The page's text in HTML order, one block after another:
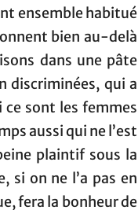
ensemble habitué
bien au-delà
dans une pâte
discriminées, qui a
ce sont les femmes
aussi qui ne l’est
plaintif sous la
si on ne l’a pas en
fera la bonheur de